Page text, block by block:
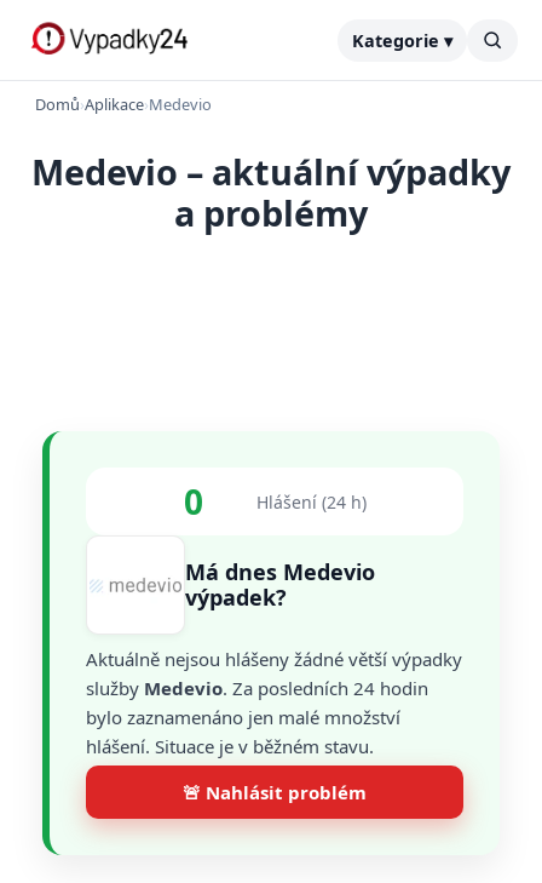
Kategorie ▾
Domů›Aplikace›Medevio
Medevio – aktuální výpadky
a problémy
0 Hlášení (24 h)
Má dnes Medevio
výpadek?
Aktuálně nejsou hlášeny žádné větší výpadky
služby Medevio. Za posledních 24 hodin
bylo zaznamenáno jen malé množství
hlášení. Situace je v běžném stavu.
🚨 Nahlásit problém